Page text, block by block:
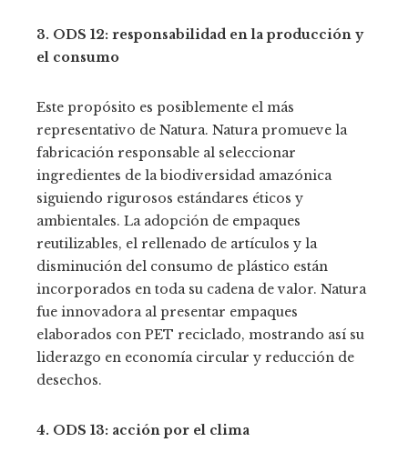
3. ODS 12: responsabilidad en la producción y
el consumo
Este propósito es posiblemente el más
representativo de Natura. Natura promueve la
fabricación responsable al seleccionar
ingredientes de la biodiversidad amazónica
siguiendo rigurosos estándares éticos y
ambientales. La adopción de empaques
reutilizables, el rellenado de artículos y la
disminución del consumo de plástico están
incorporados en toda su cadena de valor. Natura
fue innovadora al presentar empaques
elaborados con PET reciclado, mostrando así su
liderazgo en economía circular y reducción de
desechos.
4. ODS 13: acción por el clima